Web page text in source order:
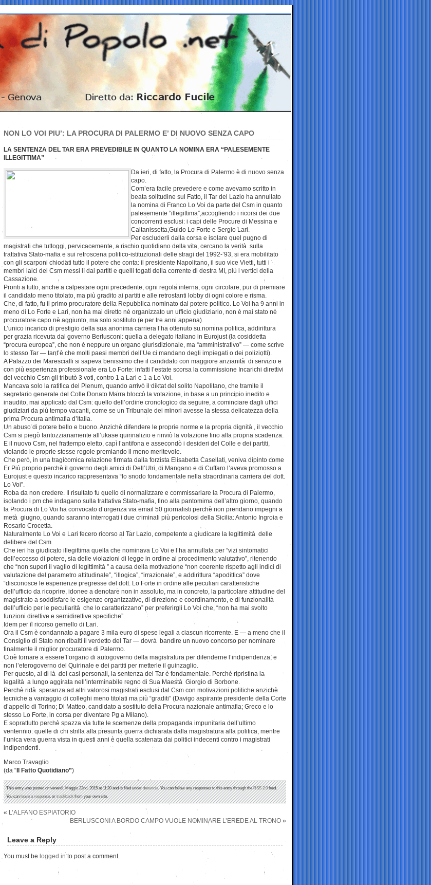
NON LO VOI PIU’: LA PROCURA DI PALERMO E’ DI NUOVO SENZA CAPO
LA SENTENZA DEL TAR ERA PREVEDIBILE IN QUANTO LA NOMINA ERA “PALESEMENTE
ILLEGITTIMA”
Da ieri, di fatto, la Procura di Palermo è di nuovo senza
capo.
Com’era facile prevedere e come avevamo scritto in
beata solitudine sul Fatto, il Tar del Lazio ha annullato
la nomina di Franco Lo Voi da parte del Csm in quanto
palesemente “illegittima”,accogliendo i ricorsi dei due
concorrenti esclusi: i capi delle Procure di Messina e
Caltanissetta,Guido Lo Forte e Sergio Lari.
Per escluderli dalla corsa e isolare quel pugno di
magistrati che tuttoggi, pervicacemente, a rischio quotidiano della vita, cercano la verità sulla
trattativa Stato-mafia e sui retroscena politico-istituzionali delle stragi del 1992-’93, si era mobilitato
con gli scarponi chiodati tutto il potere che conta: il presidente Napolitano, il suo vice Vietti, tutti i
membri laici del Csm messi lì dai partiti e quelli togati della corrente di destra MI, più i vertici della
Cassazione.
Pronti a tutto, anche a calpestare ogni precedente, ogni regola interna, ogni circolare, pur di premiare
il candidato meno titolato, ma più gradito ai partiti e alle retrostanti lobby di ogni colore e risma.
Che, di fatto, fu il primo procuratore della Repubblica nominato dal potere politico. Lo Voi ha 9 anni in
meno di Lo Forte e Lari, non ha mai diretto nè organizzato un ufficio giudiziario, non è mai stato nè
procuratore capo nè aggiunto, ma solo sostituto (e per tre anni appena).
L’unico incarico di prestigio della sua anonima carriera l’ha ottenuto su nomina politica, addirittura
per grazia ricevuta dal governo Berlusconi: quella a delegato italiano in Eurojust (la cosiddetta
“procura europea”, che non è neppure un organo giurisdizionale, ma “amministrativo” — come scrive
lo stesso Tar — tant’è che molti paesi membri dell’Ue ci mandano degli impiegati o dei poliziotti).
A Palazzo dei Marescialli si sapeva benissimo che il candidato con maggiore anzianità di servizio e
con più esperienza professionale era Lo Forte: infatti l’estate scorsa la commissione Incarichi direttivi
del vecchio Csm gli tributò 3 voti, contro 1 a Lari e 1 a Lo Voi.
Mancava solo la ratifica del Plenum, quando arrivò il diktat del solito Napolitano, che tramite il
segretario generale del Colle Donato Marra bloccò la votazione, in base a un principio inedito e
inaudito, mai applicato dal Csm: quello dell’ordine cronologico da seguire, a cominciare dagli uffici
giudiziari da più tempo vacanti, come se un Tribunale dei minori avesse la stessa delicatezza della
prima Procura antimafia d’Italia.
Un abuso di potere bello e buono. Anzichè difendere le proprie norme e la propria dignità , il vecchio
Csm si piegò fantozzianamente all’ukase quirinalizio e rinviò la votazione fino alla propria scadenza.
E il nuovo Csm, nel frattempo eletto, capì l’antifona e assecondò i desideri del Colle e dei partiti,
violando le proprie stesse regole premiando il meno meritevole.
Che però, in una tragicomica relazione firmata dalla forzista Elisabetta Casellati, veniva dipinto come
Er Più proprio perchè il governo degli amici di Dell’Utri, di Mangano e di Cuffaro l’aveva promosso a
Eurojust e questo incarico rappresentava “lo snodo fondamentale nella straordinaria carriera del dott.
Lo Voi”.
Roba da non credere. Il risultato fu quello di normalizzare e commissariare la Procura di Palermo,
isolando i pm che indagano sulla trattativa Stato-mafia, fino alla pantomima dell’altro giorno, quando
la Procura di Lo Voi ha convocato d’urgenza via email 50 giornalisti perchè non prendano impegni a
metà giugno, quando saranno interrogati i due criminali più pericolosi della Sicilia: Antonio Ingroia e
Rosario Crocetta.
Naturalmente Lo Voi e Lari fecero ricorso al Tar Lazio, competente a giudicare la legittimità delle
delibere del Csm.
Che ieri ha giudicato illegittima quella che nominava Lo Voi e l’ha annullata per “vizi sintomatici
dell’eccesso di potere, sia delle violazioni di legge in ordine al procedimento valutativo”, ritenendo
che “non superi il vaglio di legittimità ” a causa della motivazione “non coerente rispetto agli indici di
valutazione del parametro attitudinale”, “illogica”, “irrazionale”, e addirittura “apodittica” dove
“disconosce le esperienze pregresse del dott. Lo Forte in ordine alle peculiari caratteristiche
dell’ufficio da ricoprire, idonee a denotare non in assoluto, ma in concreto, la particolare attitudine del
magistrato a soddisfare le esigenze organizzative, di direzione e coordinamento, e di funzionalità
dell’ufficio per le peculiarità che lo caratterizzano” per preferirgli Lo Voi che, “non ha mai svolto
funzioni direttive e semidirettive specifiche”.
Idem per il ricorso gemello di Lari.
Ora il Csm è condannato a pagare 3 mila euro di spese legali a ciascun ricorrente. E — a meno che il
Consiglio di Stato non ribalti il verdetto del Tar — dovrà bandire un nuovo concorso per nominare
finalmente il miglior procuratore di Palermo.
Cioè tornare a essere l’organo di autogoverno della magistratura per difenderne l’indipendenza, e
non l’eterogoverno del Quirinale e dei partiti per metterle il guinzaglio.
Per questo, al di là dei casi personali, la sentenza del Tar è fondamentale. Perchè ripristina la
legalità a lungo aggirata nell’interminabile regno di Sua Maestà Giorgio di Borbone.
Perchè ridà speranza ad altri valorosi magistrati esclusi dal Csm con motivazioni politiche anzichè
tecniche a vantaggio di colleghi meno titolati ma più “graditi” (Davigo aspirante presidente della Corte
d’appello di Torino; Di Matteo, candidato a sostituto della Procura nazionale antimafia; Greco e lo
stesso Lo Forte, in corsa per diventare Pg a Milano).
E soprattutto perchè spazza via tutte le scemenze della propaganda impunitaria dell’ultimo
ventennio: quelle di chi strilla alla presunta guerra dichiarata dalla magistratura alla politica, mentre
l’unica vera guerra vista in questi anni è quella scatenata dai politici indecenti contro i magistrati
indipendenti.
Marco Travaglio
(da “ Il Fatto Quotidiano”)
This entry was posted on venerdì, Maggio 22nd, 2015 at 11:20 and is filed underdenuncia. You can follow any responses to this entry through theRSS 2.0feed.
You canleave a response, ortrackbackfrom your own site.
« L’ALFANO ESPIATORIO
BERLUSCONI A BORDO CAMPO VUOLE NOMINARE L’EREDE AL TRONO »
Leave a Reply
You must be logged into post a comment.